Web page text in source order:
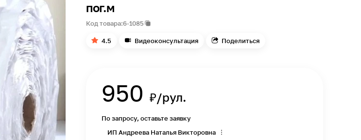
пог.м
Код товара:6-1085
4.5 Видеоконсультация Поделиться
950 ₽/рул.
По запросу, оставьте заявку
ИП Андреева Наталья Викторовна